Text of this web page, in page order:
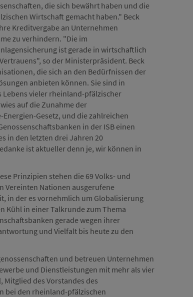
die sich bewährt haben und die
Wirtschaft gemacht haben." Beck
Kreditvergabe an Unternehmen
zu verhindern. "Die im
ist gerade in wirtschaftlich
so der Ministerpräsident. Beck
die sich an den Bedürfnissen der
anbieten können. Sie sind in
Lebens vieler rheinland-pfälzischer
auf die Zunahme der
Gesetz, und die zahlreichen
in der ISB einen
in den letzten drei Jahren 20
ist aktueller denn je, wir können in
Prinzipien stehen die 69 Volks- und
Vereinten Nationen ausgerufene
in der es vornehmlich um Globalisierung
Kühl in einer Talkrunde zum Thema
gerade wegen ihrer
und Vielfalt bis heute zu den
und betreuen Unternehmen
und Dienstleistungen mit mehr als vier
Mitglied des Vorstandes des
bei den rheinland-pfälzischen